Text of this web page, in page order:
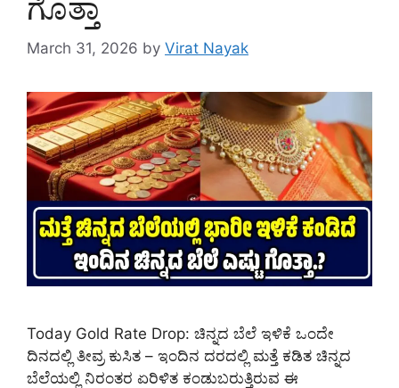
ಗೊತ್ತಾ
March 31, 2026 by Virat Nayak
Today Gold Rate Drop: ಚಿನ್ನದ ಬೆಲೆ ಇಳಿಕೆ ಒಂದೇ
ದಿನದಲ್ಲಿ ತೀವ್ರ ಕುಸಿತ – ಇಂದಿನ ದರದಲ್ಲಿ ಮತ್ತೆ ಕಡಿತ ಚಿನ್ನದ
ಬೆಲೆಯಲ್ಲಿ ನಿರಂತರ ಏರಿಳಿತ ಕಂಡುಬರುತ್ತಿರುವ ಈ